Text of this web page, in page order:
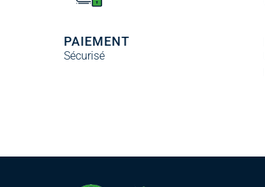
PAIEMENT
Sécurisé